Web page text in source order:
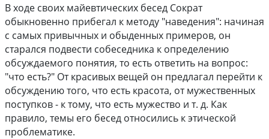
В ходе своих майевтических бесед Сократ
обыкновенно прибегал к методу "наведения": начиная
с самых привычных и обыденных примеров, он
старался подвести собеседника к определению
обсуждаемого понятия, то есть ответить на вопрос:
"что есть?" От красивых вещей он предлагал перейти к
обсуждению того, что есть красота, от мужественных
поступков - к тому, что есть мужество и т. д. Как
правило, темы его бесед относились к этической
проблематике.